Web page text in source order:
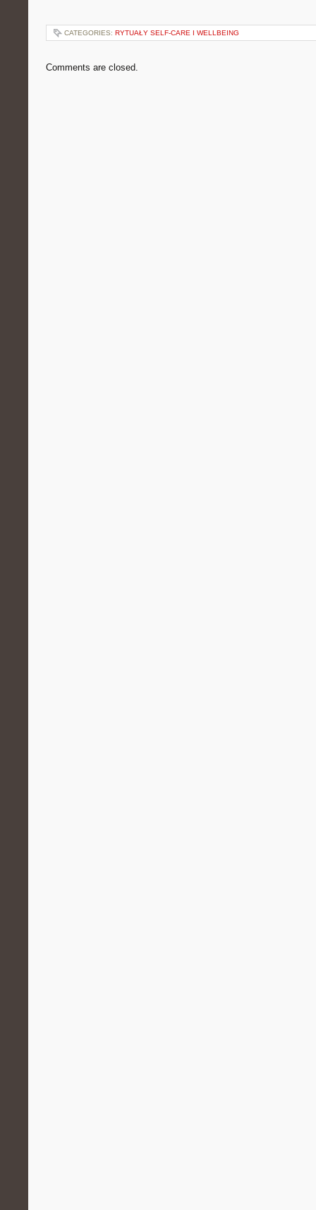
CATEGORIES: RYTUAŁY SELF-CARE I WELLBEING
Comments are closed.